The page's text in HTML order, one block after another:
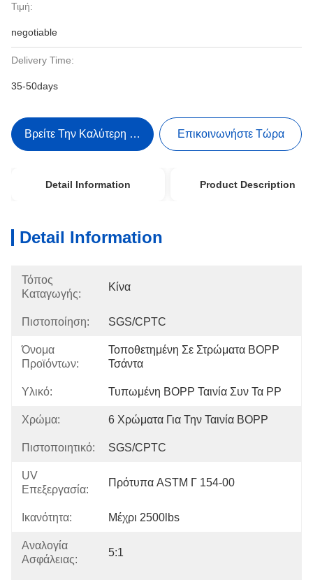
Τιμή:
negotiable
Delivery Time:
35-50days
Βρείτε Την Καλύτερη Τιμή Επικοινωνήστε Τώρα
Detail Information Product Description
Detail Information
Τόπος
Καταγωγής:
Κίνα
Πιστοποίηση: SGS/CPTC
Όνομα
Προϊόντων:
Τοποθετημένη Σε Στρώματα BOPP
Τσάντα
Υλικό: Τυπωμένη BOPP Ταινία Συν Τα PP
Χρώμα: 6 Χρώματα Για Την Ταινία BOPP
Πιστοποιητικό: SGS/CPTC
UV
Επεξεργασία:
Πρότυπα ASTM Γ 154-00
Ικανότητα: Μέχρι 2500lbs
Αναλογία
Ασφάλειας:
5:1